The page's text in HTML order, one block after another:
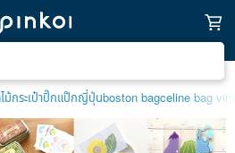
ม้กระเป๋าปิ๊กแป๊กญี่ปุ่นboston bagceline bag